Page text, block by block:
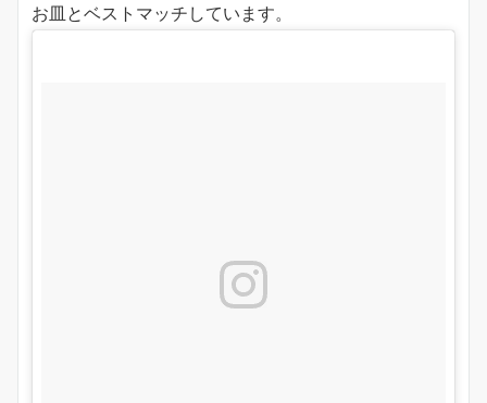
お皿とベストマッチしています。